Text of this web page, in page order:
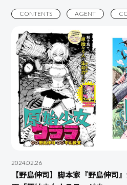
CONTENTS AGENT
2024.02.26
【野島伸司】脚本家『野島伸司